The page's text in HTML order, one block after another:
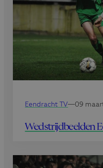
Eendracht TV—09
Wedstrijdbeelden